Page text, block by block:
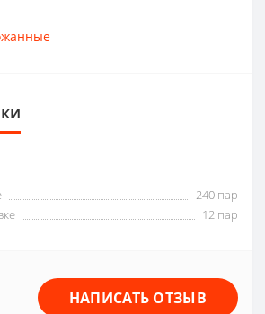
240 пар
12 пар
НАПИСАТЬ ОТЗЫВ